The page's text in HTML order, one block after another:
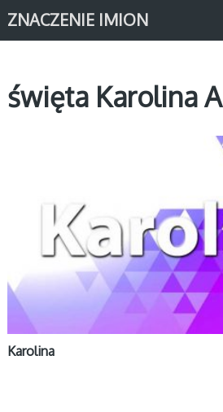
ZNACZENIE IMION
święta Karolina
Karolina